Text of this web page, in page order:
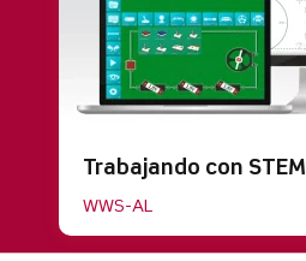
Trabajando con STEM
WWS-AL